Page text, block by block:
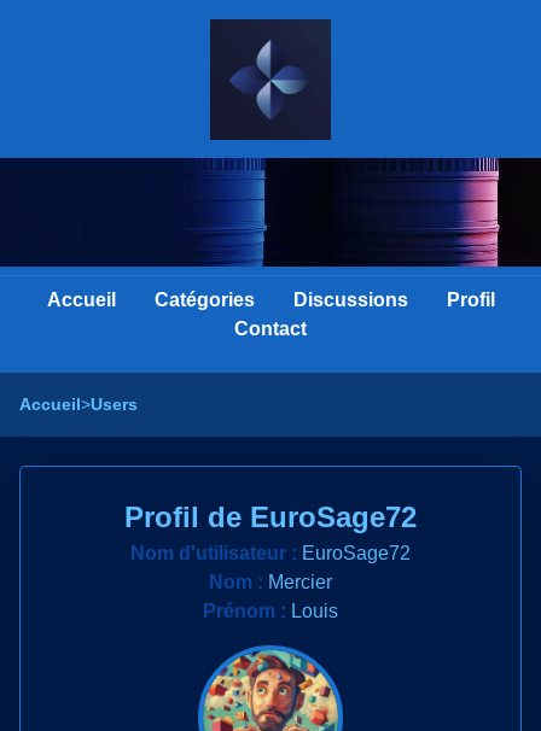
Accueil Catégories Discussions
Profil
Contact
Accueil>Users
Profil de EuroSage72
Nom d'utilisateur : EuroSage72
Nom : Mercier
Prénom : Louis